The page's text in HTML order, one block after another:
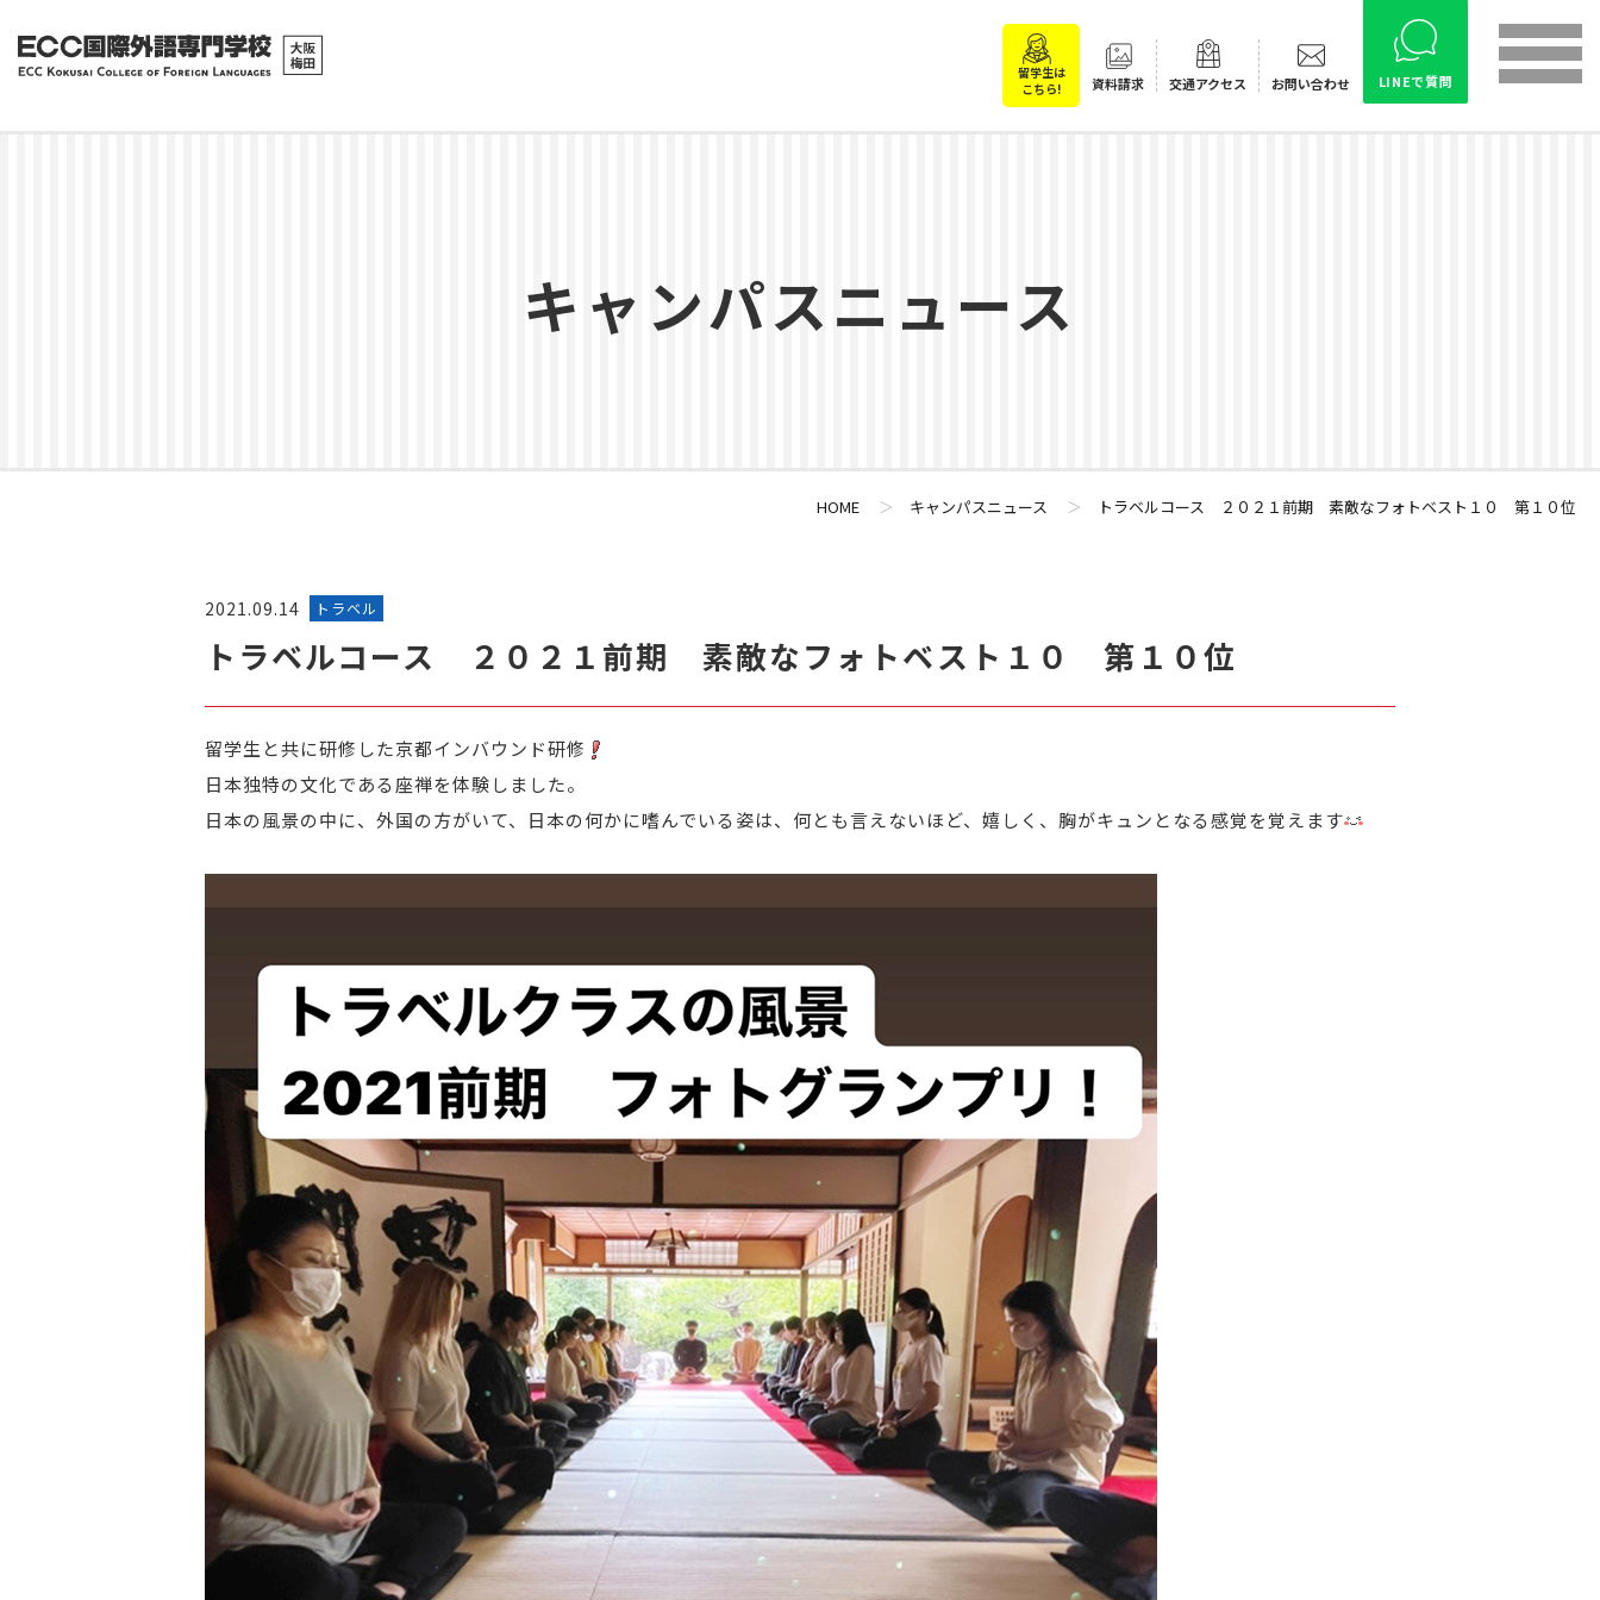
留学生は
こちら!
資料請求 交通アクセス お問い合わせ LINEで質問
キャンパスニュース
HOME ＞ キャンパスニュース ＞ トラベルコース ２０２１前期 素敵なフォトベスト１０ 第１０位
2021.09.14 トラベル
トラベルコース ２０２１前期 素敵なフォトベスト１０ 第１０位
留学生と共に研修した京都インバウンド研修
日本独特の文化である座禅を体験しました。
日本の風景の中に、外国の方がいて、日本の何かに嗜んでいる姿は、何とも言えないほど、嬉しく、胸がキュンとなる感覚を覚えます